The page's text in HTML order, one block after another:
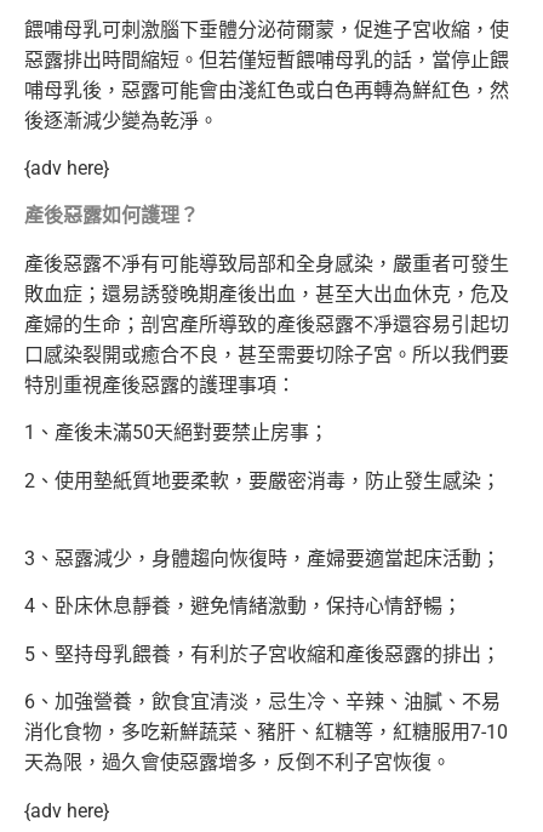
餵哺母乳可刺激腦下垂體分泌荷爾蒙，促進子宮收縮，使
惡露排出時間縮短。但若僅短暫餵哺母乳的話，當停止餵
哺母乳後，惡露可能會由淺紅色或白色再轉為鮮紅色，然
後逐漸減少變為乾淨。
{adv here}
產後惡露如何護理？
產後惡露不凈有可能導致局部和全身感染，嚴重者可發生
敗血症；還易誘發晚期產後出血，甚至大出血休克，危及
產婦的生命；剖宮產所導致的產後惡露不凈還容易引起切
口感染裂開或癒合不良，甚至需要切除子宮。所以我們要
特別重視產後惡露的護理事項：
1、產後未滿50天絕對要禁止房事；
2、使用墊紙質地要柔軟，要嚴密消毒，防止發生感染；
3、惡露減少，身體趨向恢復時，產婦要適當起床活動；
4、卧床休息靜養，避免情緒激動，保持心情舒暢；
5、堅持母乳餵養，有利於子宮收縮和產後惡露的排出；
6、加強營養，飲食宜清淡，忌生冷、辛辣、油膩、不易
消化食物，多吃新鮮蔬菜、豬肝、紅糖等，紅糖服用7-10
天為限，過久會使惡露增多，反倒不利子宮恢復。
{adv here}